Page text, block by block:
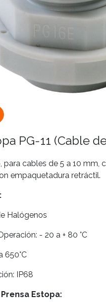
PG-11 (Cable
para cables de 5 a 10
empaquetadura retráctil.
:
Halógenos
- 20 a + 80 °C
650°C
IP68
Estopa: